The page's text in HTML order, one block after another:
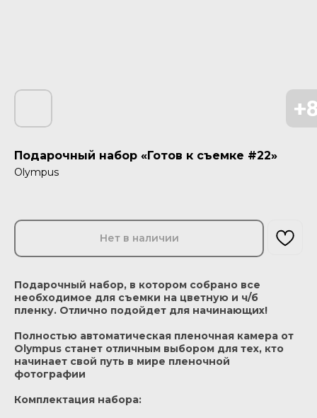
Подарочный набор «Готов к съемке #22»
Olympus
Нет в наличии
Подарочный набор, в котором собрано все
необходимое для съемки на цветную и ч/б
пленку. Отлично подойдет для начинающих!
Полностью автоматическая пленочная камера от
Olympus станет отличным выбором для тех, кто
начинает свой путь в мире пленочной
фотографии
Комплектация набора: